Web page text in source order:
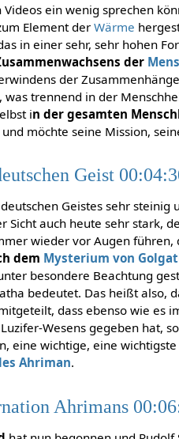
ein wenig sprechen
Element derWärme
in einer sehr, sehr hohen
der
der
was trennend in der
in der gesamten
und möchte seine Mission,
Geist
Geistes sehr steinig
Sicht auch heute sehr stark,
wieder vor Augen
dem Mysterium von
besondere Beachtung
bedeutet. Das heißt also,
dass ebenso wie es
Wesens gegeben hat,
eine wichtige, eine
Ahriman.
Ahrimans